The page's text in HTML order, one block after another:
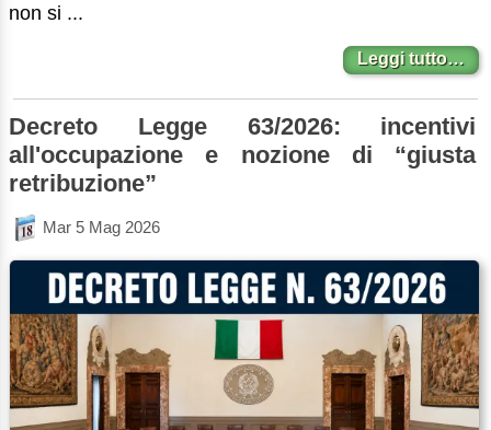
non si ...
Leggi tutto…
Decreto Legge 63/2026: incentivi
all'occupazione e nozione di “giusta
retribuzione”
Mar 5 Mag 2026